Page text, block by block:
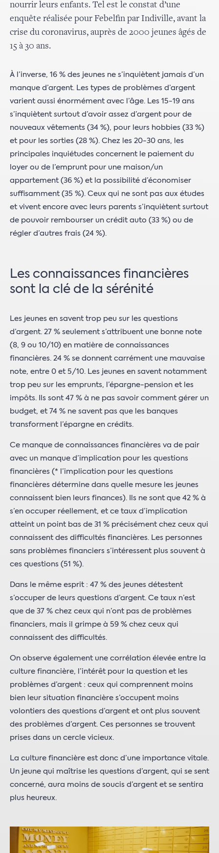
nourrir leurs enfants. Tel est le constat d’une
enquête réalisée pour Febelfin par Indiville, avant la
crise du coronavirus, auprès de 2000 jeunes âgés de
15 à 30 ans.
À l’inverse, 16 % des jeunes ne s’inquiètent jamais d’un
manque d’argent. Les types de problèmes d’argent
varient aussi énormément avec l’âge. Les 15-19 ans
s’inquiètent surtout d’avoir assez d’argent pour de
nouveaux vêtements (34 %), pour leurs hobbies (33 %)
et pour les sorties (28 %). Chez les 20-30 ans, les
principales inquiétudes concernent le paiement du
loyer ou de l’emprunt pour une maison/un
appartement (36 %) et la possibilité d’économiser
suffisamment (35 %). Ceux qui ne sont pas aux études
et vivent encore avec leurs parents s’inquiètent surtout
de pouvoir rembourser un crédit auto (33 %) ou de
régler d’autres frais (24 %).
Les connaissances financières
sont la clé de la sérénité
Les jeunes en savent trop peu sur les questions
d’argent. 27 % seulement s’attribuent une bonne note
(8, 9 ou 10/10) en matière de connaissances
financières. 24 % se donnent carrément une mauvaise
note, entre 0 et 5/10. Les jeunes en savent notamment
trop peu sur les emprunts, l’épargne-pension et les
impôts. Ils sont 47 % à ne pas savoir comment gérer un
budget, et 74 % ne savent pas que les banques
transforment l’épargne en crédits.
Ce manque de connaissances financières va de pair
avec un manque d’implication pour les questions
financières (* l’implication pour les questions
financières détermine dans quelle mesure les jeunes
connaissent bien leurs finances). Ils ne sont que 42 % à
s’en occuper réellement, et ce taux d’implication
atteint un point bas de 31 % précisément chez ceux qui
connaissent des difficultés financières. Les personnes
sans problèmes financiers s’intéressent plus souvent à
ces questions (51 %).
Dans le même esprit : 47 % des jeunes détestent
s’occuper de leurs questions d’argent. Ce taux n’est
que de 37 % chez ceux qui n’ont pas de problèmes
financiers, mais il grimpe à 59 % chez ceux qui
connaissent des difficultés.
On observe également une corrélation élevée entre la
culture financière, l’intérêt pour la question et les
problèmes d’argent : ceux qui comprennent moins
bien leur situation financière s’occupent moins
volontiers des questions d’argent et ont plus souvent
des problèmes d’argent. Ces personnes se trouvent
prises dans un cercle vicieux.
La culture financière est donc d’une importance vitale.
Un jeune qui maîtrise les questions d’argent, qui se sent
concerné, aura moins de soucis d’argent et se sentira
plus heureux.